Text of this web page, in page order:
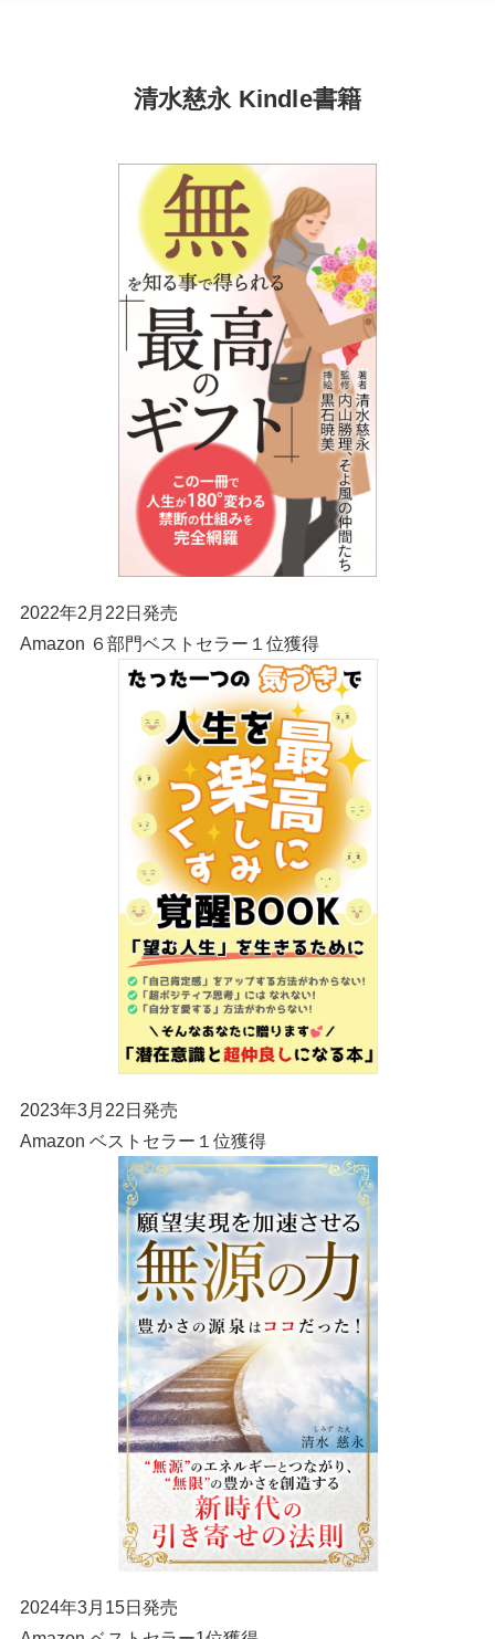
清水慈永 Kindle書籍
2022年2月22日発売
Amazon ６部門ベストセラー１位獲得
2023年3月22日発売
Amazon ベストセラー１位獲得
2024年3月15日発売